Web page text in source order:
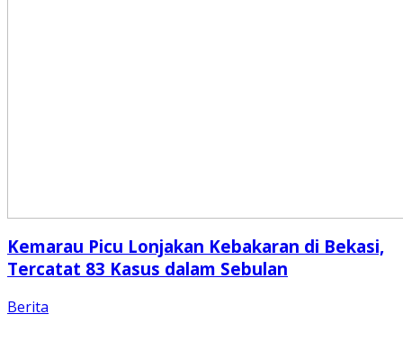
Kemarau Picu Lonjakan Kebakaran di Bekasi,
Tercatat 83 Kasus dalam Sebulan
Berita